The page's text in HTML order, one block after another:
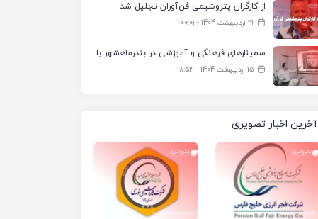
از کارگران پتروشیمی فن‌آوران تجلیل شد
21 اردیبهشت 1404 - ۰۰:۰۱
سمینارهای فرهنگی و آموزشی در بندرماهشهر با همکاری فرهنگ‌سرای پتروشیمی مارون
15 اردیبهشت 1404 - ۱۸:۵۳
آخرین اخبار تصویری